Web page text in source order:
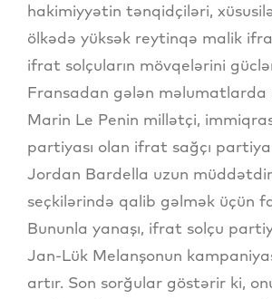
hakimiyyətin tənqidçiləri,
ölkədə yüksək reytinqə malik
ifrat solçuların mövqelərini
Fransadan gələn məlumatlarda
Marin Le Penin millətçi,
partiyası olan ifrat sağçı
Jordan Bardella uzun
seçkilərində qalib gəlmək üçün
Bununla yanaşı, ifrat solçu
Jan-Lük Melanşonun
artır. Son sorğular göstərir ki,